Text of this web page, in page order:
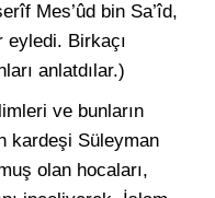
Mes’ûd bin Sa’îd,
eyledi. Birkaçı
anlatdılar.)
ve bunların
kardeşi Süleyman
olan hocaları,